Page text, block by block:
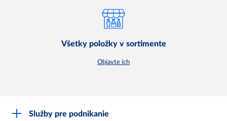
Všetky položky v sortimente
Objavte ich
Služby pre podnikanie